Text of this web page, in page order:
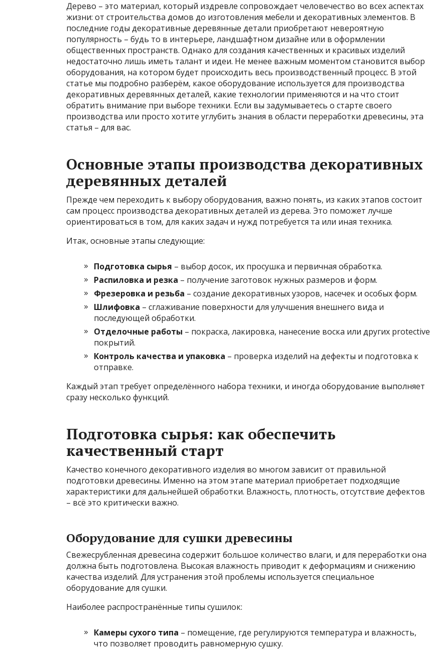
Дерево – это материал, который издревле сопровождает человечество во всех аспектах
жизни: от строительства домов до изготовления мебели и декоративных элементов. В
последние годы декоративные деревянные детали приобретают невероятную
популярность – будь то в интерьере, ландшафтном дизайне или в оформлении
общественных пространств. Однако для создания качественных и красивых изделий
недостаточно лишь иметь талант и идеи. Не менее важным моментом становится выбор
оборудования, на котором будет происходить весь производственный процесс. В этой
статье мы подробно разберём, какое оборудование используется для производства
декоративных деревянных деталей, какие технологии применяются и на что стоит
обратить внимание при выборе техники. Если вы задумываетесь о старте своего
производства или просто хотите углубить знания в области переработки древесины, эта
статья – для вас.
Основные этапы производства декоративных
деревянных деталей
Прежде чем переходить к выбору оборудования, важно понять, из каких этапов состоит
сам процесс производства декоративных деталей из дерева. Это поможет лучше
ориентироваться в том, для каких задач и нужд потребуется та или иная техника.
Итак, основные этапы следующие:
Подготовка сырья – выбор досок, их просушка и первичная обработка.
Распиловка и резка – получение заготовок нужных размеров и форм.
Фрезеровка и резьба – создание декоративных узоров, насечек и особых форм.
Шлифовка – сглаживание поверхности для улучшения внешнего вида и
последующей обработки.
Отделочные работы – покраска, лакировка, нанесение воска или других protective
покрытий.
Контроль качества и упаковка – проверка изделий на дефекты и подготовка к
отправке.
Каждый этап требует определённого набора техники, и иногда оборудование выполняет
сразу несколько функций.
Подготовка сырья: как обеспечить
качественный старт
Качество конечного декоративного изделия во многом зависит от правильной
подготовки древесины. Именно на этом этапе материал приобретает подходящие
характеристики для дальнейшей обработки. Влажность, плотность, отсутствие дефектов
– всё это критически важно.
Оборудование для сушки древесины
Свежесрубленная древесина содержит большое количество влаги, и для переработки она
должна быть подготовлена. Высокая влажность приводит к деформациям и снижению
качества изделий. Для устранения этой проблемы используется специальное
оборудование для сушки.
Наиболее распространённые типы сушилок:
Камеры сухого типа – помещение, где регулируются температура и влажность,
что позволяет проводить равномерную сушку.